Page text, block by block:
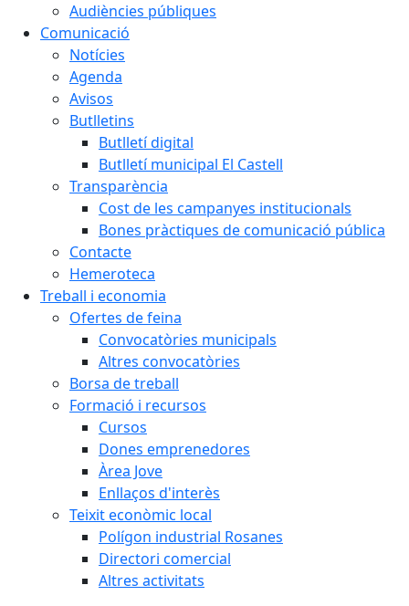
Audiències públiques
Comunicació
Notícies
Agenda
Avisos
Butlletins
Butlletí digital
Butlletí municipal El Castell
Transparència
Cost de les campanyes institucionals
Bones pràctiques de comunicació pública
Contacte
Hemeroteca
Treball i economia
Ofertes de feina
Convocatòries municipals
Altres convocatòries
Borsa de treball
Formació i recursos
Cursos
Dones emprenedores
Àrea Jove
Enllaços d'interès
Teixit econòmic local
Polígon industrial Rosanes
Directori comercial
Altres activitats